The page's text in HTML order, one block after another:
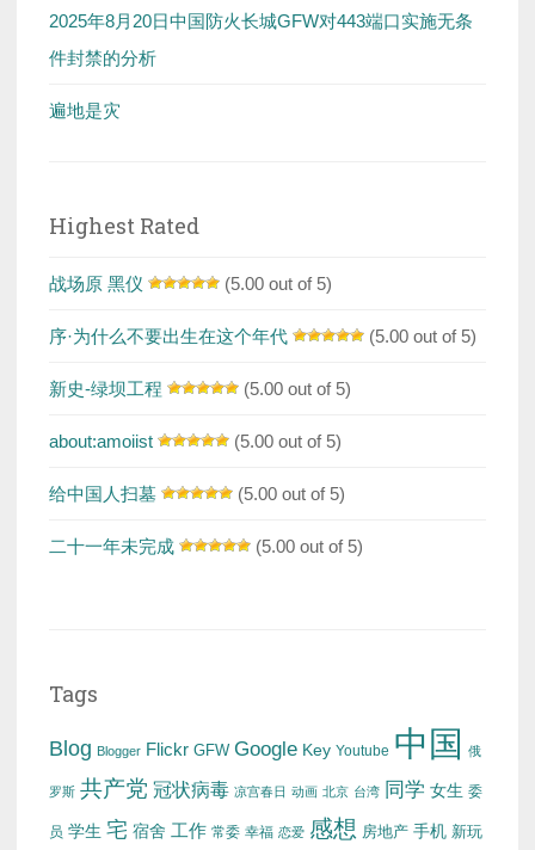
2025年8月20日中国防火长城GFW对443端口实施无条
件封禁的分析
遍地是灾
Highest Rated
战场原 黑仪 (5.00 out of 5)
序·为什么不要出生在这个年代 (5.00 out of 5)
新史-绿坝工程 (5.00 out of 5)
about:amoiist (5.00 out of 5)
给中国人扫墓 (5.00 out of 5)
二十一年未完成 (5.00 out of 5)
Tags
Blog Blogger Flickr GFW Google Key Youtube 中国 俄
罗斯 共产党 冠状病毒 凉宫春日 动画 北京 台湾 同学 女生 委
员 学生 宅 宿舍 工作 常委 幸福 恋爱 感想 房地产 手机 新玩